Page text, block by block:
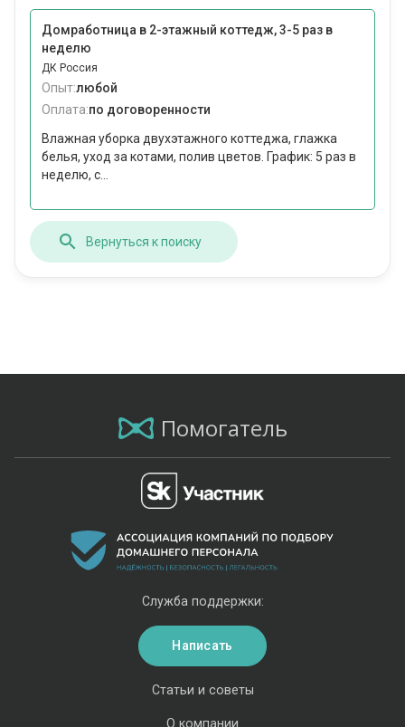
Домработница в 2-этажный коттедж, 3-5 раз в
неделю
ДК Россия
Опыт:любой
Оплата:по договоренности
Влажная уборка двухэтажного коттеджа, глажка
белья, уход за котами, полив цветов. График: 5 раз в
неделю, с...
Вернуться к поиску
Помогатель
Статьи и советы
О компании
Служба поддержки:
Написать